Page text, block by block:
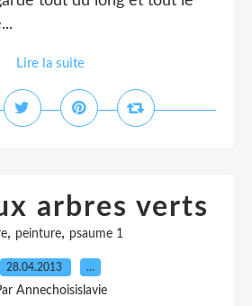
Lire la suite
arbres verts
, peinture, psaume 1
28.04.2013 …
Annechoisislavie